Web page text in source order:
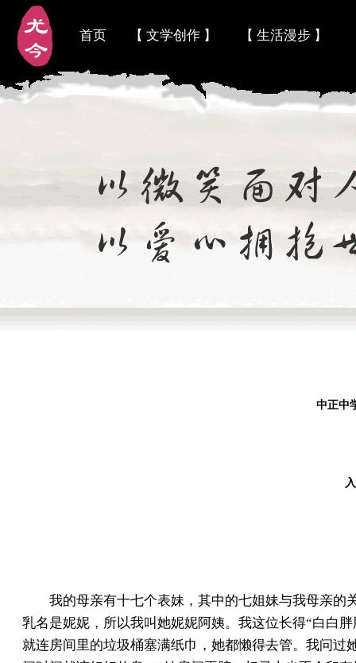
首页 【 文学创作 】 【 生活漫步 】
中正中
我的母亲有十七个表妹，其中的七姐妹与我母亲的
乳名是妮妮，所以我叫她妮妮阿姨。我这位长得“白白
就连房间里的垃圾桶塞满纸巾，她都懒得去管。我问